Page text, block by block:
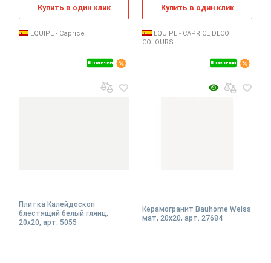
В наличии
Купить в один клик
EQUIPE - Caprice
В наличии
Купить в один клик
EQUIPE - CAPRICE DECO
COLOURS
Плитка Калейдоскоп
блестящий белый глянц,
20x20, арт. 5055
Керамогранит Bauhome Weiss
мат, 20x20, арт. 27684